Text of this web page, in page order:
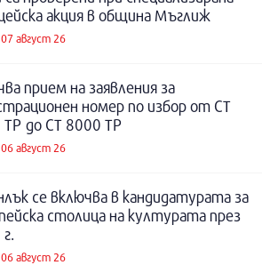
акция в община Мъглиж
август 26
прием на заявления за
номер по избор от СТ
ТР до СТ 8000 ТР
август 26
се включва в кандидатурата за
столица на културата през
август 26